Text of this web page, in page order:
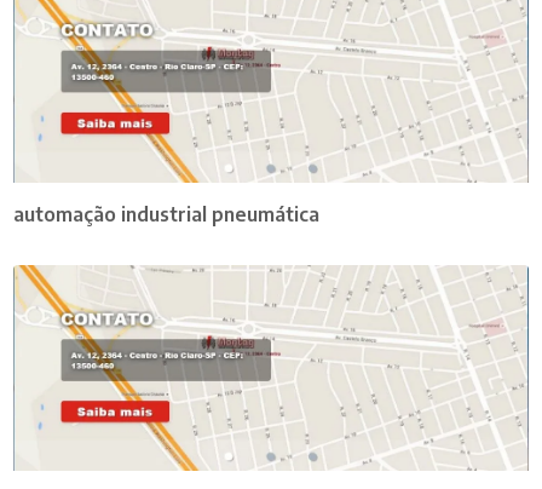
automação industrial pneumática